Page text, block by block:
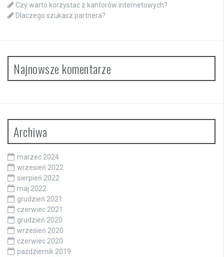
Czy warto korzystać z kantorów internetowych?
Dlaczego szukasz partnera?
Najnowsze komentarze
Archiwa
marzec 2024
wrzesień 2022
sierpień 2022
maj 2022
grudzień 2021
czerwiec 2021
grudzień 2020
wrzesień 2020
czerwiec 2020
październik 2019